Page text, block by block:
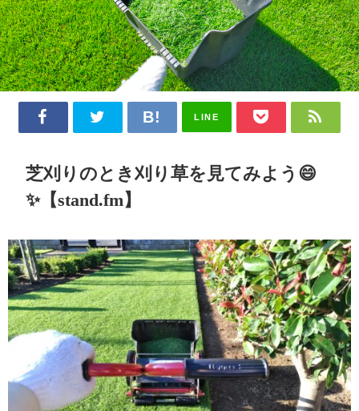
LINE
芝刈りのとき刈り草を見てみよう😄
✨【stand.fm】